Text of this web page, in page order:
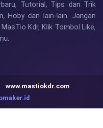
Tutorial, Tips dan Trik
Hoby dan lain-lain. Jangan
Kdr, Klik Tombol Like,
www.mastiokdr.com